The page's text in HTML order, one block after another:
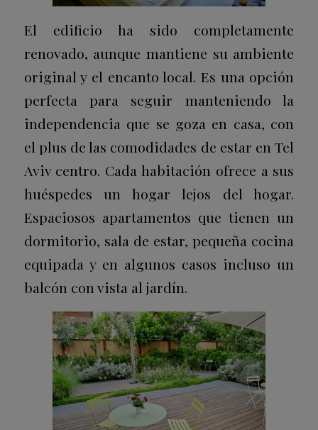
El edificio ha sido completamente
renovado, aunque mantiene su ambiente
original y el encanto local. Es una opción
perfecta para seguir manteniendo la
independencia que se goza en casa, con
el plus de las comodidades de estar en Tel
Aviv centro. Cada habitación ofrece a sus
huéspedes un hogar lejos del hogar.
Espaciosos apartamentos que tienen un
dormitorio, sala de estar, pequeña cocina
equipada y en algunos casos incluso un
balcón con vista al jardín.